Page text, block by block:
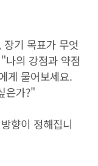
기 목표가 무엇
나의 강점과 약점
게 물어보세요.
은가?"
향이 정해집니